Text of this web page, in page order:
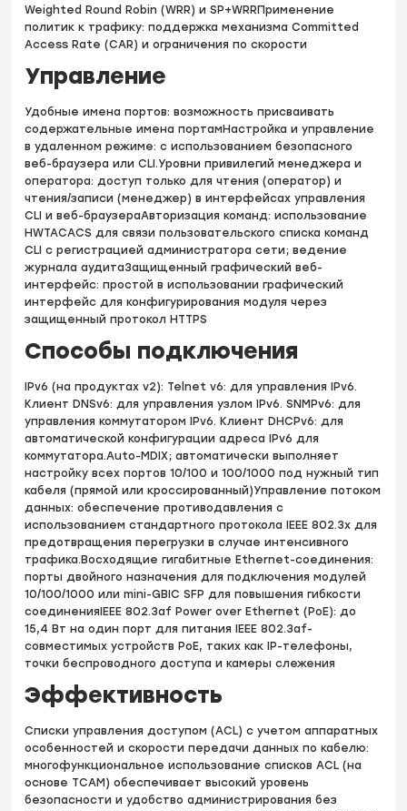
Weighted Round Robin (WRR) и SP+WRRПрименение
политик к трафику: поддержка механизма Committed
Access Rate (CAR) и ограничения по скорости
Управление
Удобные имена портов: возможность присваивать
содержательные имена портамНастройка и управление
в удаленном режиме: с использованием безопасного
веб-браузера или CLI.Уровни привилегий менеджера и
оператора: доступ только для чтения (оператор) и
чтения/записи (менеджер) в интерфейсах управления
CLI и веб-браузераАвторизация команд: использование
HWTACACS для связи пользовательского списка команд
CLI с регистрацией администратора сети; ведение
журнала аудитаЗащищенный графический веб-
интерфейс: простой в использовании графический
интерфейс для конфигурирования модуля через
защищенный протокол HTTPS
Способы подключения
IPv6 (на продуктах v2): Telnet v6: для управления IPv6.
Клиент DNSv6: для управления узлом IPv6. SNMPv6: для
управления коммутатором IPv6. Клиент DHCPv6: для
автоматической конфигурации адреса IPv6 для
коммутатора.Auto-MDIX; автоматически выполняет
настройку всех портов 10/100 и 100/1000 под нужный тип
кабеля (прямой или кроссированный)Управление потоком
данных: обеспечение противодавления с
использованием стандартного протокола IEEE 802.3x для
предотвращения перегрузки в случае интенсивного
трафика.Восходящие гигабитные Ethernet-соединения:
порты двойного назначения для подключения модулей
10/100/1000 или mini-GBIC SFP для повышения гибкости
соединенияIEEE 802.3af Power over Ethernet (PoE): до
15,4 Вт на один порт для питания IEEE 802.3af-
совместимых устройств PoE, таких как IP-телефоны,
точки беспроводного доступа и камеры слежения
Эффективность
Списки управления доступом (ACL) с учетом аппаратных
особенностей и скорости передачи данных по кабелю:
многофункциональное использование списков ACL (на
основе TCAM) обеспечивает высокий уровень
безопасности и удобство администрирования без